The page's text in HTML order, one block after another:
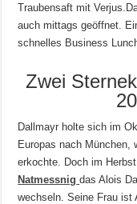
Traubensaft mit
auch mittags geöffnet.
schnelles Business
Zwei
Dallmayr holte sich im
Europas nach München,
erkochte. Doch im
Natmessnig das Alois
wechseln. Seine Frau ist